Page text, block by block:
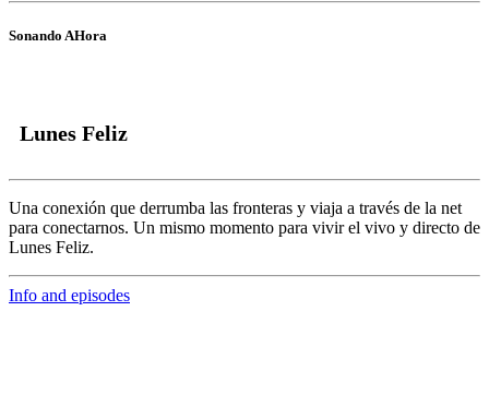
Sonando AHora
Lunes Feliz
Una conexión que derrumba las fronteras y viaja a través de la net
para conectarnos. Un mismo momento para vivir el vivo y directo de
Lunes Feliz.
Info and episodes